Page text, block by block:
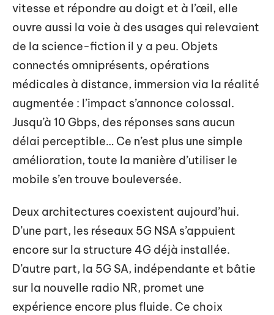
vitesse et répondre au doigt et à l’œil, elle
ouvre aussi la voie à des usages qui relevaient
de la science-fiction il y a peu. Objets
connectés omniprésents, opérations
médicales à distance, immersion via la réalité
augmentée : l’impact s’annonce colossal.
Jusqu’à 10 Gbps, des réponses sans aucun
délai perceptible… Ce n’est plus une simple
amélioration, toute la manière d’utiliser le
mobile s’en trouve bouleversée.
Deux architectures coexistent aujourd’hui.
D’une part, les réseaux 5G NSA s’appuient
encore sur la structure 4G déjà installée.
D’autre part, la 5G SA, indépendante et bâtie
sur la nouvelle radio NR, promet une
expérience encore plus fluide. Ce choix